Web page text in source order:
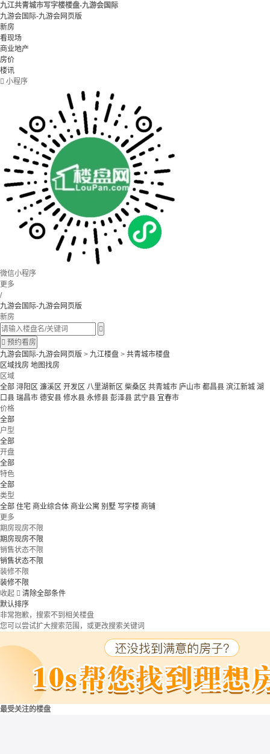
九江共青城市写字楼楼盘-九游会国际
九游会国际-九游会网页版
新房
看现场
商业地产
房价
楼讯
 小程序
微信小程序
更多
/
九游会国际-九游会网页版
新房

 预约看房
九游会国际-九游会网页版 > 九江楼盘 > 共青城市楼盘
区域找房 地图找房
区域
全部 浔阳区 濂溪区 开发区 八里湖新区 柴桑区 共青城市 庐山市 都昌县 滨江新城 湖
口县 瑞昌市 德安县 修水县 永修县 彭泽县 武宁县 宜春市
价格
全部
户型
全部
开盘
全部
特色
全部
类型
全部 住宅 商业综合体 商业公寓 别墅 写字楼 商铺
更多
期房现房不限
期房现房不限
销售状态不限
销售状态不限
装修不限
装修不限
收起  清除全部条件
默认排序
非常抱歉，搜索不到相关楼盘
您可以尝试扩大搜索范围，或更改搜索关键词
最受关注的楼盘